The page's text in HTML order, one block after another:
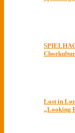
Chorkultur
Lost in
„Looking